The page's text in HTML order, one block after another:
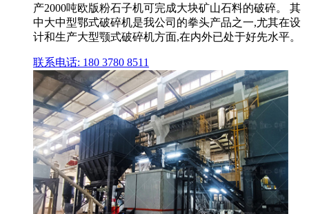
产2000吨欧版粉石子机可完成大块矿山石料的破碎。 其
中大中型鄂式破碎机是我公司的拳头产品之一,尤其在设
计和生产大型颚式破碎机方面,在内外已处于好先水平。
联系电话: 180 3780 8511